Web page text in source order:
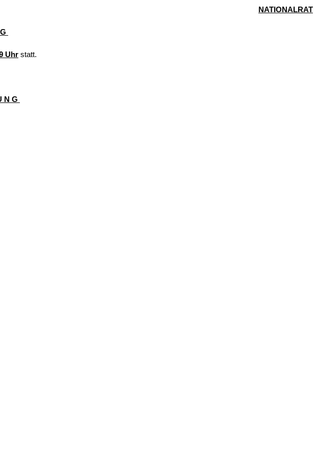
NATIONALRAT
Uhr statt.